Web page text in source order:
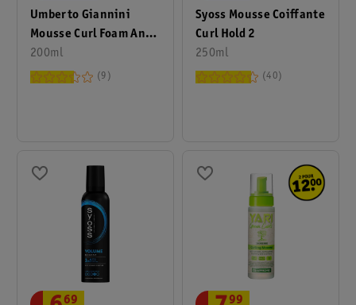
Umberto Giannini
Mousse Curl Foam Anti-
Frizz
200ml
9
Syoss Mousse Coiffante
Curl Hold 2
250ml
40
69 99